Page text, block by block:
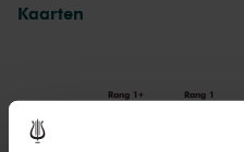
Kaarten
Rang 1+ Rang 1